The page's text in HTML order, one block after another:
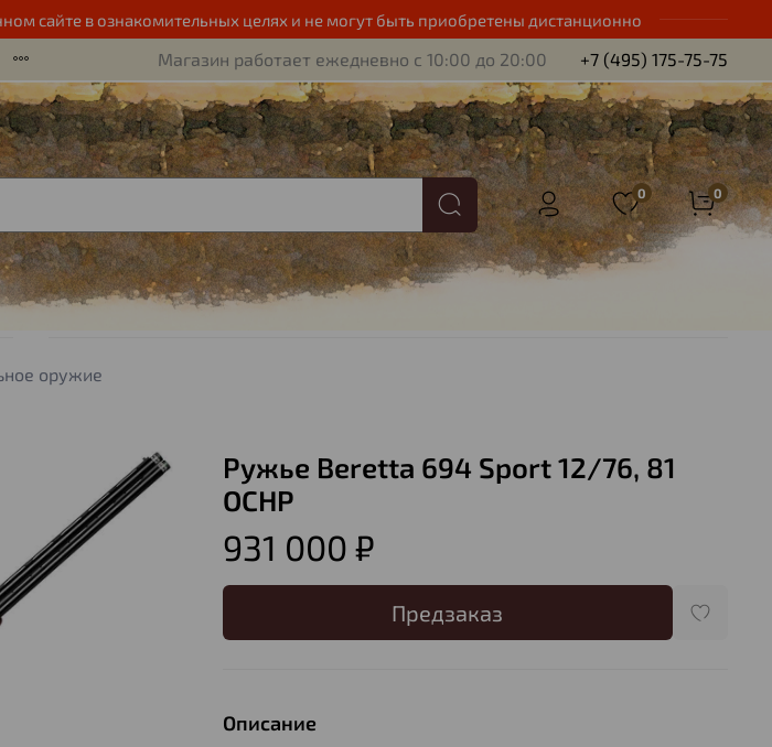
сайте в ознакомительных целях и не могут быть приобретены дистанционно
Магазин работает ежедневно с 10:00 до 20:00 +7 (495) 175-75-75
0 0
оружие
Ружье Beretta 694 Sport 12/76, 81
OCHP
931 000 ₽
Предзаказ
Описание